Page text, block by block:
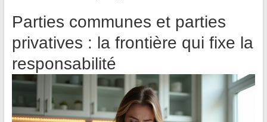
Parties communes et parties
privatives : la frontière qui fixe la
responsabilité